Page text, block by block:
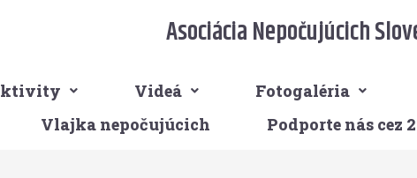
Asociácia Nepočujúcich
Videá Fotogaléria
Vlajka nepočujúcich Podporte nás cez